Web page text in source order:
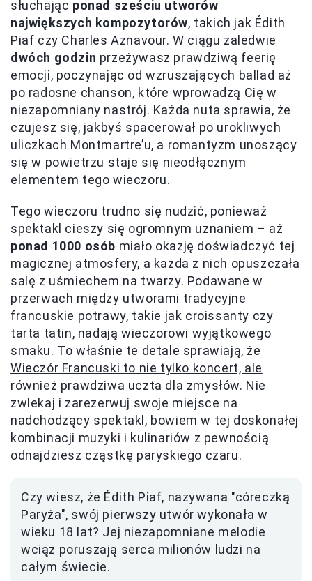
słuchając ponad sześciu utworów
największych kompozytorów, takich jak Édith
Piaf czy Charles Aznavour. W ciągu zaledwie
dwóch godzin przeżywasz prawdziwą feerię
emocji, poczynając od wzruszających ballad aż
po radosne chanson, które wprowadzą Cię w
niezapomniany nastrój. Każda nuta sprawia, że
czujesz się, jakbyś spacerował po urokliwych
uliczkach Montmartre’u, a romantyzm unoszący
się w powietrzu staje się nieodłącznym
elementem tego wieczoru.
Tego wieczoru trudno się nudzić, ponieważ
spektakl cieszy się ogromnym uznaniem – aż
ponad 1000 osób miało okazję doświadczyć tej
magicznej atmosfery, a każda z nich opuszczała
salę z uśmiechem na twarzy. Podawane w
przerwach między utworami tradycyjne
francuskie potrawy, takie jak croissanty czy
tarta tatin, nadają wieczorowi wyjątkowego
smaku. To właśnie te detale sprawiają, że
Wieczór Francuski to nie tylko koncert, ale
również prawdziwa uczta dla zmysłów. Nie
zwlekaj i zarezerwuj swoje miejsce na
nadchodzący spektakl, bowiem w tej doskonałej
kombinacji muzyki i kulinariów z pewnością
odnajdziesz cząstkę paryskiego czaru.
Czy wiesz, że Édith Piaf, nazywana "córeczką
Paryża", swój pierwszy utwór wykonała w
wieku 18 lat? Jej niezapomniane melodie
wciąż poruszają serca milionów ludzi na
całym świecie.